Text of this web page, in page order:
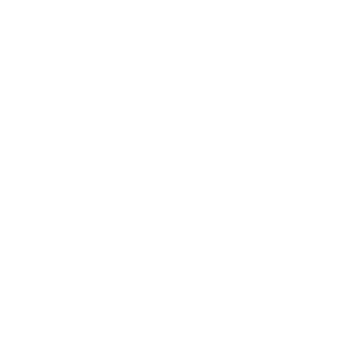
"C":
"Сo":
на вал:
кольцо. Артикул 1726204-2RS1
наружное кольцо,
однорядный на вал 20 мм,